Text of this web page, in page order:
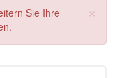
×
Sie Ihre